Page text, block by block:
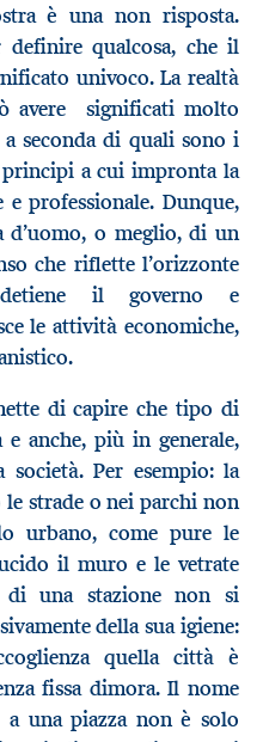
è una non risposta.
definire qualcosa, che il
univoco. La realtà
avere significati molto
seconda di quali sono i
a cui impronta la
professionale. Dunque,
o meglio, di un
che riflette l’orizzonte
il governo e
le attività economiche,
di capire che tipo di
anche, più in generale,
Per esempio: la
strade o nei parchi non
urbano, come pure le
il muro e le vetrate
di una stazione non si
della sua igiene:
quella città è
fissa dimora. Il nome
a una piazza non è solo